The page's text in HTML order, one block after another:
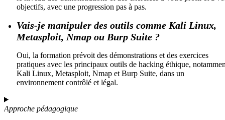
objectifs, avec une progression pas à pas.
Vais-je manipuler des outils comme Kali Linux,
Metasploit, Nmap ou Burp Suite ?
Oui, la formation prévoit des démonstrations et des exercices
pratiques avec les principaux outils de hacking éthique,
Kali Linux, Metasploit, Nmap et Burp Suite, dans un
environnement contrôlé et légal.
Approche pédagogique